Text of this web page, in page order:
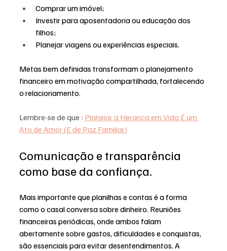
Comprar um imóvel;
Investir para aposentadoria ou educação dos
filhos;
Planejar viagens ou experiências especiais.
Metas bem definidas transformam o planejamento
financeiro em motivação compartilhada, fortalecendo
o relacionamento.
Lembre-se de que : Planejar a Herança em Vida É um
Ato de Amor (E de Paz Familiar)
Comunicação e transparência
como base da confiança.
Mais importante que planilhas e contas é a forma
como o casal conversa sobre dinheiro. Reuniões
financeiras periódicas, onde ambos falam
abertamente sobre gastos, dificuldades e conquistas,
são essenciais para evitar desentendimentos. A